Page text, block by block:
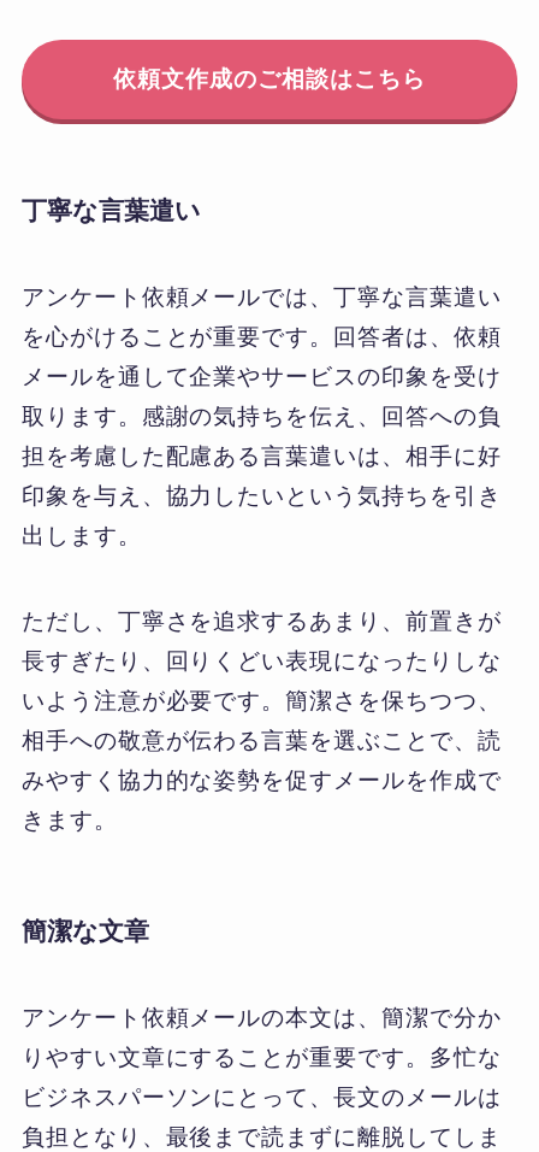
依頼文作成のご相談はこちら
丁寧な言葉遣い
アンケート依頼メールでは、丁寧な言葉遣い
を心がけることが重要です。回答者は、依頼
メールを通して企業やサービスの印象を受け
取ります。感謝の気持ちを伝え、回答への負
担を考慮した配慮ある言葉遣いは、相手に好
印象を与え、協力したいという気持ちを引き
出します。
ただし、丁寧さを追求するあまり、前置きが
長すぎたり、回りくどい表現になったりしな
いよう注意が必要です。簡潔さを保ちつつ、
相手への敬意が伝わる言葉を選ぶことで、読
みやすく協力的な姿勢を促すメールを作成で
きます。
簡潔な文章
アンケート依頼メールの本文は、簡潔で分か
りやすい文章にすることが重要です。多忙な
ビジネスパーソンにとって、長文のメールは
負担となり、最後まで読まずに離脱してしま